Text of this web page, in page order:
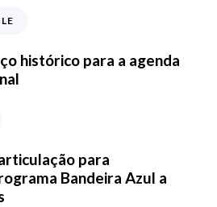
histórico para a agenda
para
Bandeira Azul a